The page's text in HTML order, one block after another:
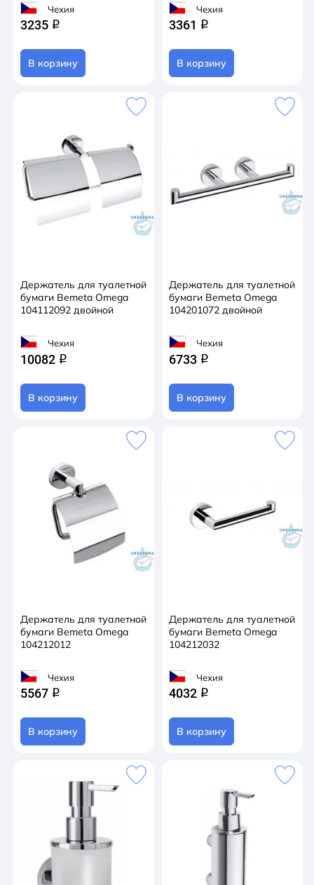
Чехия
3235 q
В корзину
Чехия
3361 q
В корзину
Держатель для туалетной
бумаги Bemeta Omega
104112092 двойной
Чехия
10082 q
В корзину
Держатель для туалетной
бумаги Bemeta Omega
104201072 двойной
Чехия
6733 q
В корзину
Держатель для туалетной
бумаги Bemeta Omega
104212012
Чехия
5567 q
В корзину
Держатель для туалетной
бумаги Bemeta Omega
104212032
Чехия
4032 q
В корзину